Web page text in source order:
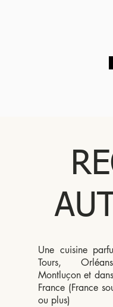
Une cuisine
Tours,
Montluçon et
France (France
ou plus)